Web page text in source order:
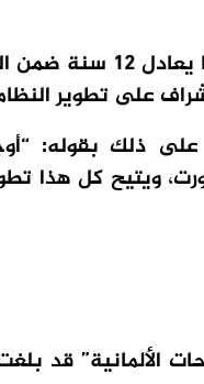
استجمع أشرف
على تطوير
على ذلك بقوله:
ويتيح كل هذا
الألمانية” قد